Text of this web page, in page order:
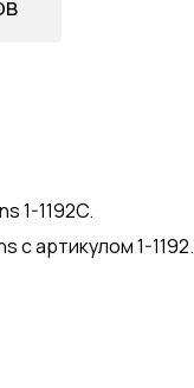
1-1192C.
с артикулом 1-1192.